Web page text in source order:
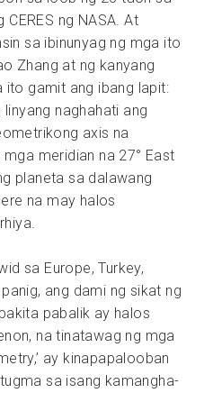
ng NASA. At
sa ibinunyag ng mga ito
Zhang at ng kanyang
ito gamit ang ibang lapit:
naghahati ang
axis na
meridian na 27° East
planeta sa dalawang
na may halos
sa Europe, Turkey,
ang dami ng sikat ng
pabalik ay halos
na tinatawag ng mga
ay kinapapalooban
sa isang kamangha-